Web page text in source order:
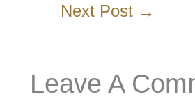
Next Post →
Leave A